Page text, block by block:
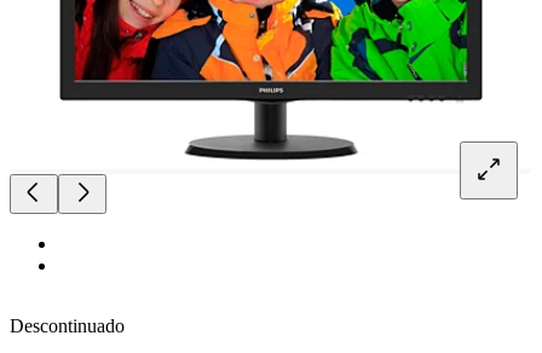
Descontinuado